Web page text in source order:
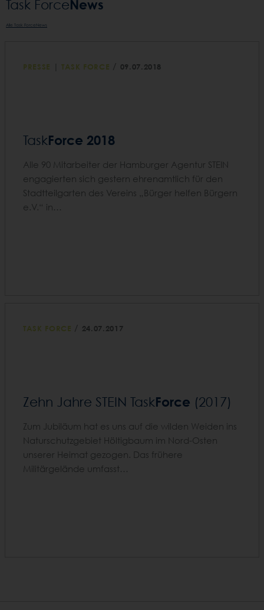
Task Force­News
Alle Task ForceNews
PRESSE TASK FORCE / 09.07.2018
TaskForce 2018
Alle 90 Mitarbeiter der Hamburger Agentur STEIN
engagierten sich gestern ehrenamtlich für den
Stadtteilgarten des Vereins „Bürger helfen Bürgern
e.V.“ in…
TASK FORCE / 24.07.2017
Zehn Jahre STEIN TaskForce (2017)
Zum Jubiläum hat es uns auf die wilden Weiden ins
Naturschutzgebiet Höltigbaum im Nord-Osten
unserer Heimat gezogen. Das frühere
Militärgelände umfasst…